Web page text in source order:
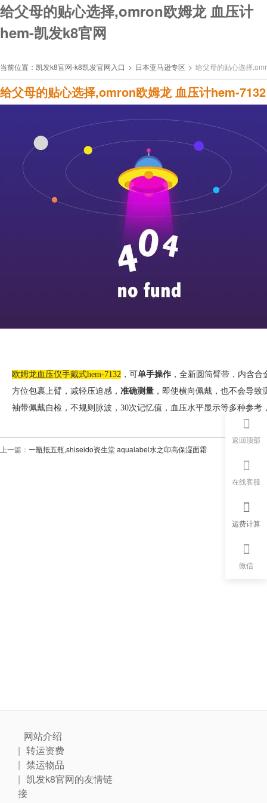
给父母的贴心选择,omron欧姆龙 血压计
hem-凯发k8官网
当前位置： 凯发k8官网-k8凯发官网入口 > 日本亚马逊专区 > 给父母的贴心选择
给父母的贴心选择,omron欧姆龙 血压计hem-7132
欧姆龙血压仪手戴式hem-7132 ，可单手操作 ，全新圆筒臂带，内含合
方位包裹上臂，减轻压迫感， 准确测量 ，即使横向佩戴，也不会导
袖带佩戴自检，不规则脉波，30次记忆值，血压水平显示等多种参
上一篇： 一瓶抵五瓶,shiseido资生堂 aqualabel水之印高保湿面霜
网站介绍
转运资费
禁运物品
凯发k8官网的友情链
接
返回顶部
在线客服
运费计算
微信